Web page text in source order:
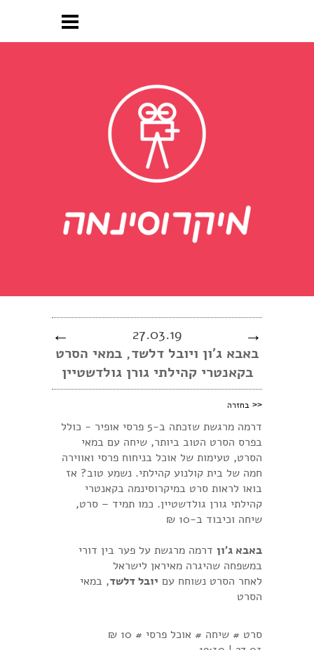
27.03.19
באבא ג'ון ויובל דלשד, במאי הסרט
בקאנטרי קהילתי גורן גולדשטיין
← →
<< בחזרה
דרמה מרגשת שזכתה ב-5 פרסי אופיר - כולל
בפרס הסרט הטוב ביותר, שיחה עם במאי
הסרט, טעימות של אוכל בניחוח פרסי ואווירה
חמה של בית קולנוע קהילתי. נשמע טוב? אז
בואו לראות סרט במיקרוסינמה בקאנטרי
קהילתי גורן גולדשטיין. כמו תמיד – סרט,
שיחה וכיבוד ב-10 ₪
באבא ג'ון דרמה מרגשת על פער בין דורי
במשפחה שהיגרה מאיראן לישראל
לאחר הסרט נשוחח עם יובל דלשד, במאי
הסרט
סרט # שיחה # אוכל פרסי # 10 ₪